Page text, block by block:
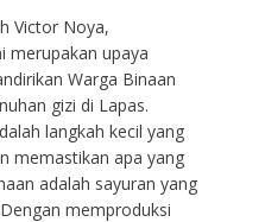
Victor Noya,
merupakan upaya
Warga Binaan
gizi di Lapas.
langkah kecil yang
memastikan apa yang
adalah sayuran yang
memproduksi